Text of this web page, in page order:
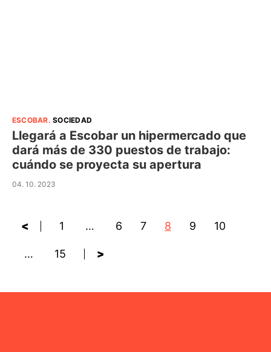
ESCOBAR.SOCIEDAD
Llegará a Escobar un hipermercado que
dará más de 330 puestos de trabajo:
cuándo se proyecta su apertura
04. 10. 2023
< 1 … 6 7 8 9 10
… 15 >